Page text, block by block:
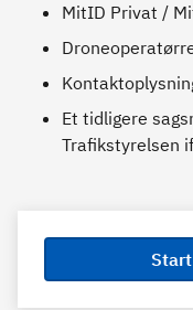
MitID Privat /
Et tidligere
Trafikstyrelsen